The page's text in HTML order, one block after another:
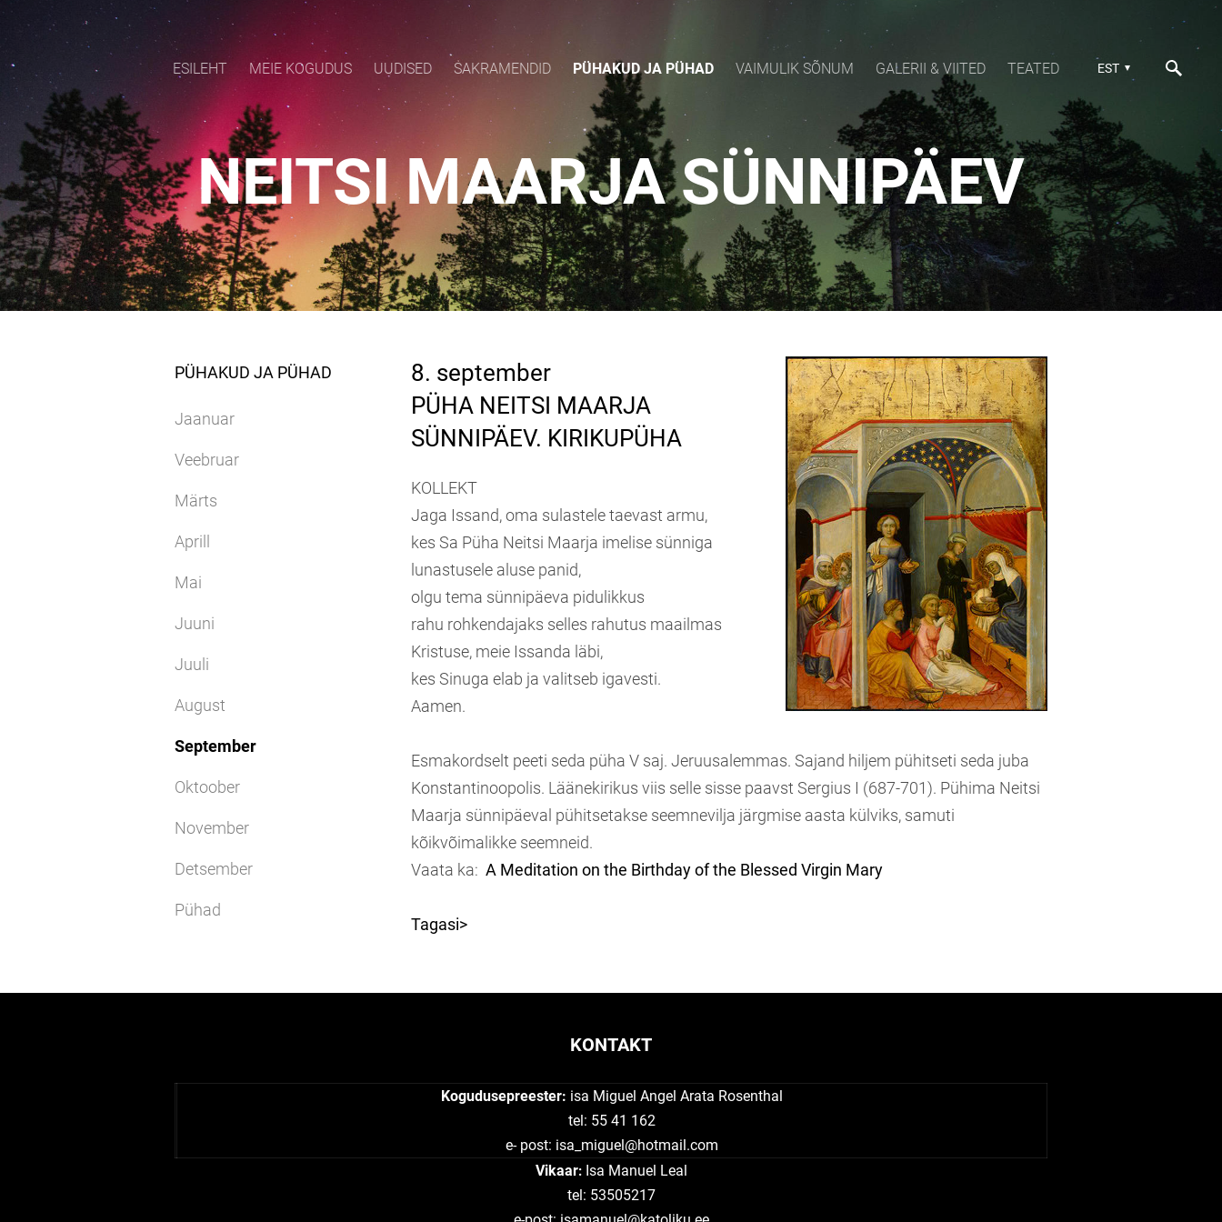
ESILEHT MEIE KOGUDUS UUDISED SAKRAMENDID PÜHAKUD JA PÜHAD VAIMULIK SÕNUM GALERII & VIITED TEATED EST
NEITSI MAARJA SÜNNIPÄEV
PÜHAKUD JA PÜHAD
Jaanuar
Veebruar
Märts
Aprill
Mai
Juuni
Juuli
August
September
Oktoober
November
Detsember
Pühad
8. september
PÜHA NEITSI MAARJA
SÜNNIPÄEV. KIRIKUPÜHA
KOLLEKT
Jaga Issand, oma sulastele taevast armu,
kes Sa Püha Neitsi Maarja imelise sünniga
lunastusele aluse panid,
olgu tema sünnipäeva pidulikkus
rahu rohkendajaks selles rahutus maailmas
Kristuse, meie Issanda läbi,
kes Sinuga elab ja valitseb igavesti.
Aamen.
Esmakordselt peeti seda püha V saj. Jeruusalemmas. Sajand hiljem pühitseti seda juba
Konstantinoopolis. Läänekirikus viis selle sisse paavst Sergius I (687-701). Pühima Neitsi
Maarja sünnipäeval pühitsetakse seemnevilja järgmise aasta külviks, samuti
kõikvõimalikke seemneid.
Vaata ka: A Meditation on the Birthday of the Blessed Virgin Mary
Tagasi>
KONTAKT
Kogudusepreester: isa Miguel Angel Arata Rosenthal
tel: 55 41 162
e- post: isa_miguel@hotmail.com
Vikaar: Isa Manuel Leal
tel: 53505217